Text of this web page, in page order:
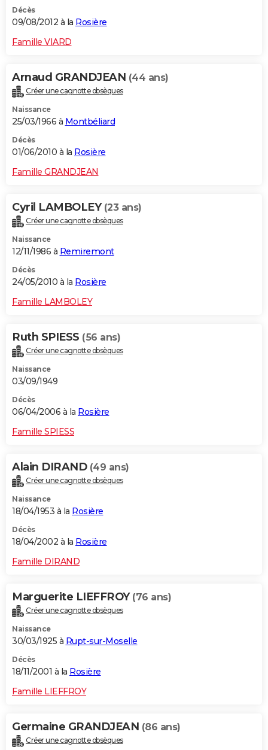
Décès
09/08/2012 à la Rosière
Famille VIARD
Arnaud GRANDJEAN (44 ans)
Créer une cagnotte obsèques
Naissance
25/03/1966 à Montbéliard
Décès
01/06/2010 à la Rosière
Famille GRANDJEAN
Cyril LAMBOLEY (23 ans)
Créer une cagnotte obsèques
Naissance
12/11/1986 à Remiremont
Décès
24/05/2010 à la Rosière
Famille LAMBOLEY
Ruth SPIESS (56 ans)
Créer une cagnotte obsèques
Naissance
03/09/1949
Décès
06/04/2006 à la Rosière
Famille SPIESS
Alain DIRAND (49 ans)
Créer une cagnotte obsèques
Naissance
18/04/1953 à la Rosière
Décès
18/04/2002 à la Rosière
Famille DIRAND
Marguerite LIEFFROY (76 ans)
Créer une cagnotte obsèques
Naissance
30/03/1925 à Rupt-sur-Moselle
Décès
18/11/2001 à la Rosière
Famille LIEFFROY
Germaine GRANDJEAN (86 ans)
Créer une cagnotte obsèques